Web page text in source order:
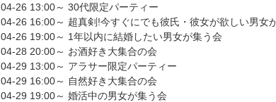
04-26 13:00～ 30代限定パーティー
04-26 16:00～ 超真剣!今すぐにでも彼氏・彼女が欲しい男女
04-26 19:00～ 1年以内に結婚したい男女が集う会
04-28 20:00～ お酒好き大集合の会
04-29 13:00～ アラサー限定パーティー
04-29 16:00～ 自然好き大集合の会
04-29 19:00～ 婚活中の男女が集う会